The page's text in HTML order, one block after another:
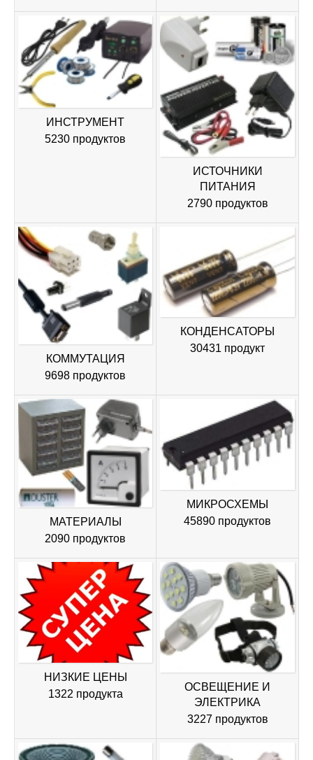
ИНСТРУМЕНТ
5230 продуктов
ИСТОЧНИКИ
ПИТАНИЯ
2790 продуктов
КОММУТАЦИЯ
9698 продуктов
КОНДЕНСАТОРЫ
30431 продукт
МАТЕРИАЛЫ
2090 продуктов
МИКРОСХЕМЫ
45890 продуктов
НИЗКИЕ ЦЕНЫ
1322 продукта
ОСВЕЩЕНИЕ И
ЭЛЕКТРИКА
3227 продуктов